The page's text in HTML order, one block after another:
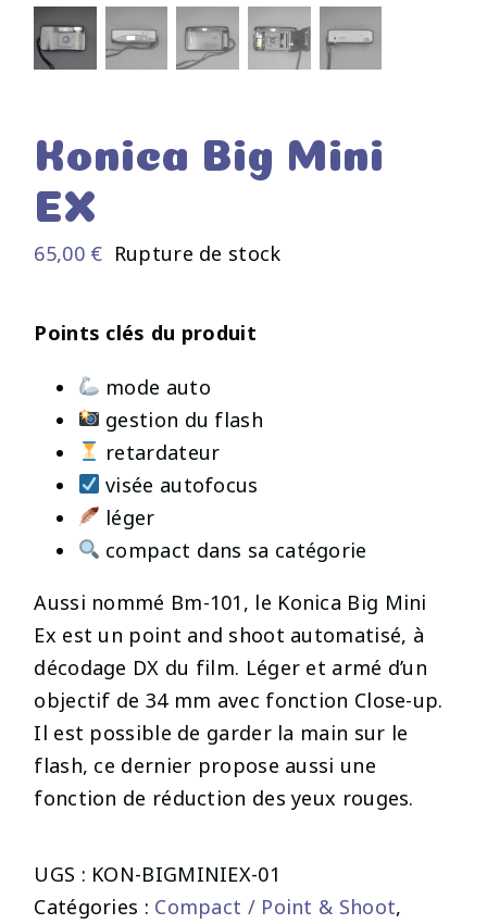
Konica Big Mini
EX
65,00 € Rupture de stock
Points clés du produit
mode auto
gestion du flash
retardateur
visée autofocus
léger
compact dans sa catégorie
Aussi nommé Bm-101, le Konica Big Mini
Ex est un point and shoot automatisé, à
décodage DX du film. Léger et armé d’un
objectif de 34 mm avec fonction Close-up.
Il est possible de garder la main sur le
flash, ce dernier propose aussi une
fonction de réduction des yeux rouges.
UGS : KON-BIGMINIEX-01
Catégories : Compact / Point & Shoot,